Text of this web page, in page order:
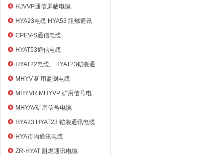
筒信号电缆
HJVVP通信屏蔽电缆
HYA23电缆 HYA53 阻燃通讯
电缆
CPEV-S通信电缆
HYAT53通信电缆
HYAT22电缆、HYAT23铠装通
信电缆
MHYV 矿用监测电缆
MHYVR MHYVP 矿用信号电
缆
MHYAV矿用信号电缆
HYA23 HYAT23 铠装通讯电缆
HYA市内通讯电缆
ZR-HYAT 阻燃通讯电缆